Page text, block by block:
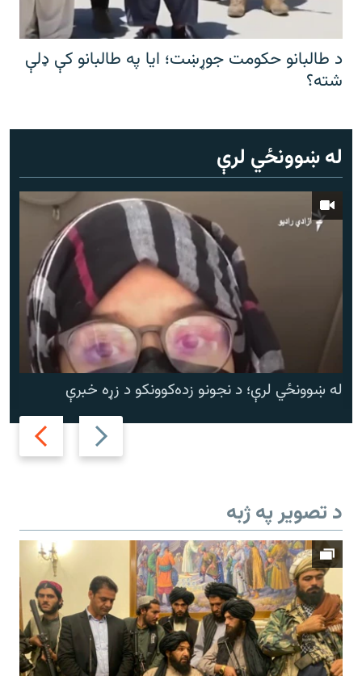
د طالبانو حکومت جوړښت؛ ایا په طالبانو کې ډلې
شته؟
له ښوونځي لرې
Previous
slide
Next
slide
له ښوونځي لرې؛ د نجونو زده‌کوونکو د زړه خبرې
د تصویر په ژبه